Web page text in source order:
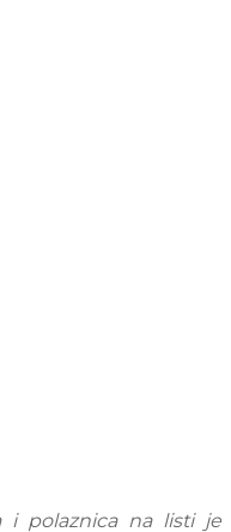
i polaznica na listi je